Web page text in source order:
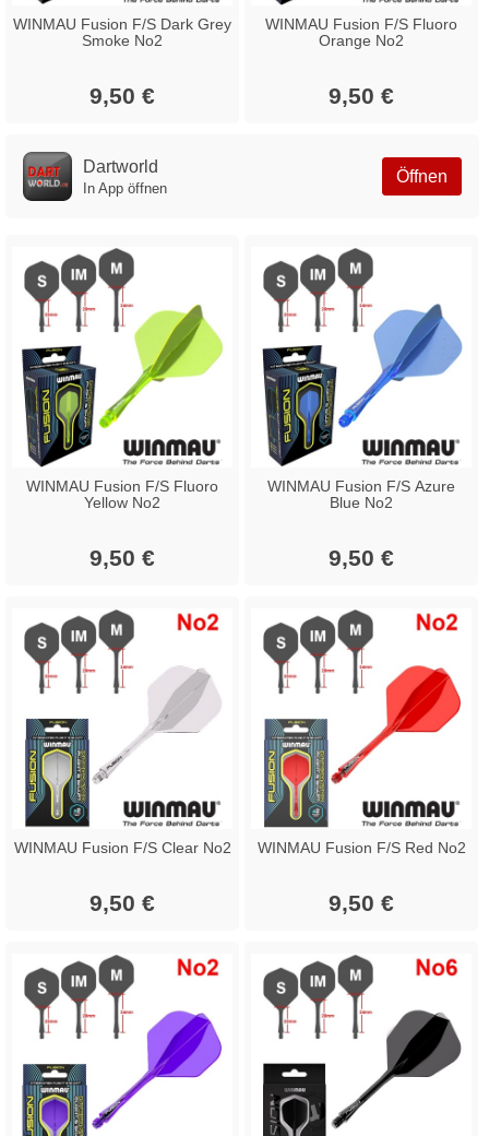
WINMAU Fusion F/S Dark Grey
Smoke No2
9,50 €
WINMAU Fusion F/S Fluoro
Orange No2
9,50 €
Öffnen
Dartworld
In App öffnen
WINMAU Fusion F/S Fluoro
Yellow No2
9,50 €
WINMAU Fusion F/S Azure
Blue No2
9,50 €
WINMAU Fusion F/S Clear No2
9,50 €
WINMAU Fusion F/S Red No2
9,50 €